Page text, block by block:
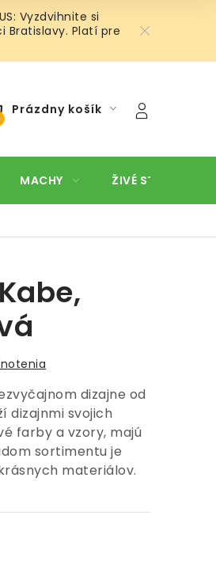
Vyzdvihnite si
Bratislavy. Platí pre
Prázdny košík
MACHY ŽIVÉ STENY
dizajne od
dizajnmi svojich
farby a vzory, majú
sortimentu je
materiálov.